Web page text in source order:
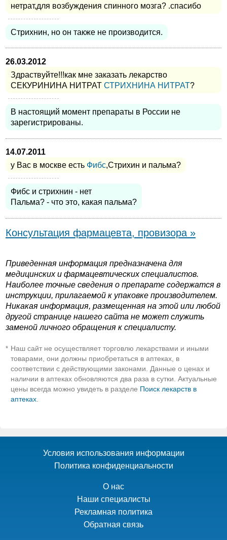
нетрат,для возбуждения спинного мозга? .спасибо
Стрихнин, но он также не производится.
26.03.2012
Здраствуйте!!!как мне заказать лекарство
СЕКУРИНИНА НИТРАТ СТРИХНИНА НИТРАТ?
В настоящий момент препараты в России не
зарегистрированы.
14.07.2011
у Вас в москве есть Фибс,Стрихин и пальма?
Фибс и стрихнин - нет
Пальма? - что это, какая пальма?
Консультация фармацевта, провизора »
Приведенная информация предназначена для
медицинских и фармацевтических специалистов.
Наиболее точные сведения о препарате содержатся в
инструкции, прилагаемой к упаковке производителем.
Никакая информация, размещенная на этой или любой
другой странице нашего сайта не может служить
заменой личного обращения к специалисту.
* Наш сайт не осуществляет торговлю лекарствами и иными
товарами, они должны приобретаться в аптеках, в
соответствии с действующими законами. Данные о ценах и
наличии в аптеках обновляются два раза в сутки. Актуальные
цены всегда можно увидеть в разделе Поиск лекарств в
аптеках
Условия использования информации
Политика конфиденциальности
О нас
Наши специалисты
Рекламная политика
Обратная связь